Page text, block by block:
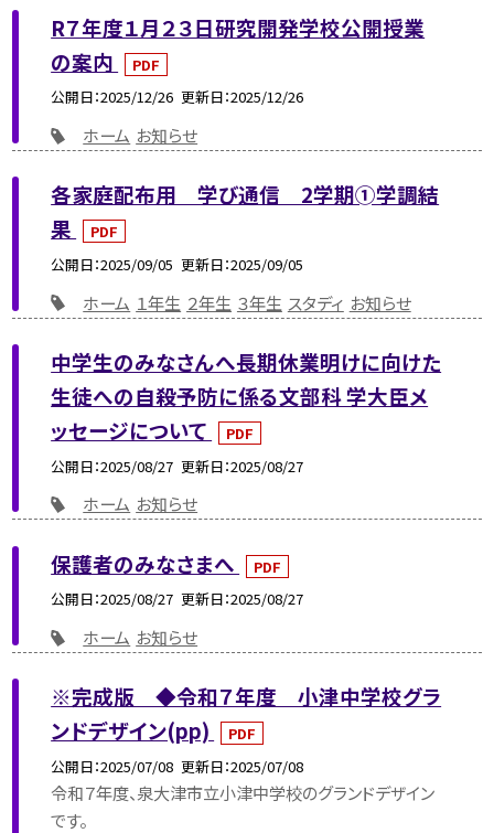
R７年度１月２３日研究開発学校公開授業
の案内
PDF
公開日 2025/12/26 更新日 2025/12/26
ホーム お知らせ
各家庭配布用 学び通信 2学期➀学調結
果
PDF
公開日 2025/09/05 更新日 2025/09/05
ホーム １年生 ２年生 ３年生 スタディ お知らせ
中学生のみなさんへ長期休業明けに向けた
生徒への自殺予防に係る文部科 学大臣メ
ッセージについて
PDF
公開日 2025/08/27 更新日 2025/08/27
ホーム お知らせ
保護者のみなさまへ
PDF
公開日 2025/08/27 更新日 2025/08/27
ホーム お知らせ
※完成版 ◆令和７年度 小津中学校グラ
ンドデザイン(pp)
PDF
公開日 2025/07/08 更新日 2025/07/08
令和７年度、泉大津市立小津中学校のグランドデザイン
です。